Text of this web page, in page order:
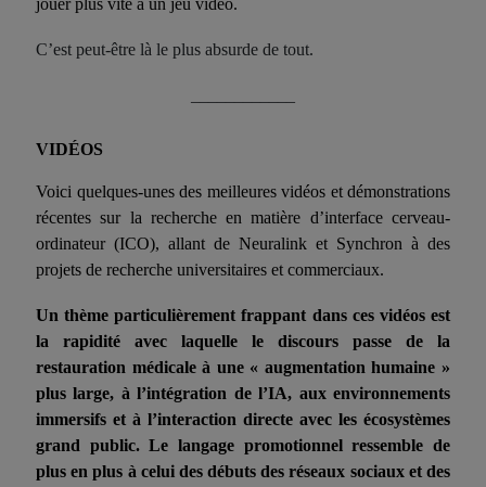
jouer plus vite à un jeu vidéo.
C’est peut-être là le plus absurde de tout.
VIDÉOS
Voici quelques-unes des meilleures vidéos et démonstrations
récentes sur la recherche en matière d’interface cerveau-
ordinateur (ICO), allant de Neuralink et Synchron à des
projets de recherche universitaires et commerciaux.
Un thème particulièrement frappant dans ces vidéos est
la rapidité avec laquelle le discours passe de la
restauration médicale à une « augmentation humaine »
plus large, à l’intégration de l’IA, aux environnements
immersifs et à l’interaction directe avec les écosystèmes
grand public. Le langage promotionnel ressemble de
plus en plus à celui des débuts des réseaux sociaux et des